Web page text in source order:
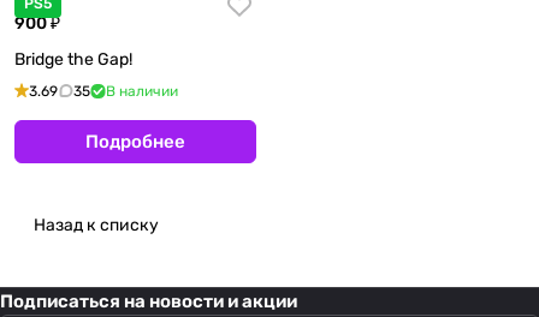
PS5
900 ₽
Bridge the Gap!
3.69 35 В наличии
Подробнее
Назад к списку
Подписаться на новости и акции